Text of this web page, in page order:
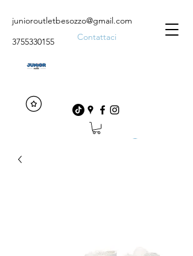
junioroutletbesozzo@gmail.com
Contattaci
3755330155